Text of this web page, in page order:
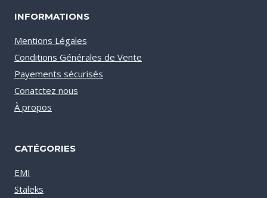
INFORMATIONS
Mentions Légales
Conditions Générales de Vente
Payements sécurisés
Conatctez nous
À propos
CATÉGORIES
EMI
Staleks